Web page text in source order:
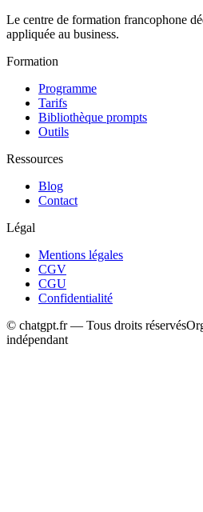
Le centre de formation francophone
appliquée au business.
Formation
Programme
Tarifs
Bibliothèque prompts
Outils
Ressources
Blog
Contact
Légal
Mentions légales
CGV
CGU
Confidentialité
© chatgpt.fr — Tous droits réservés
indépendant